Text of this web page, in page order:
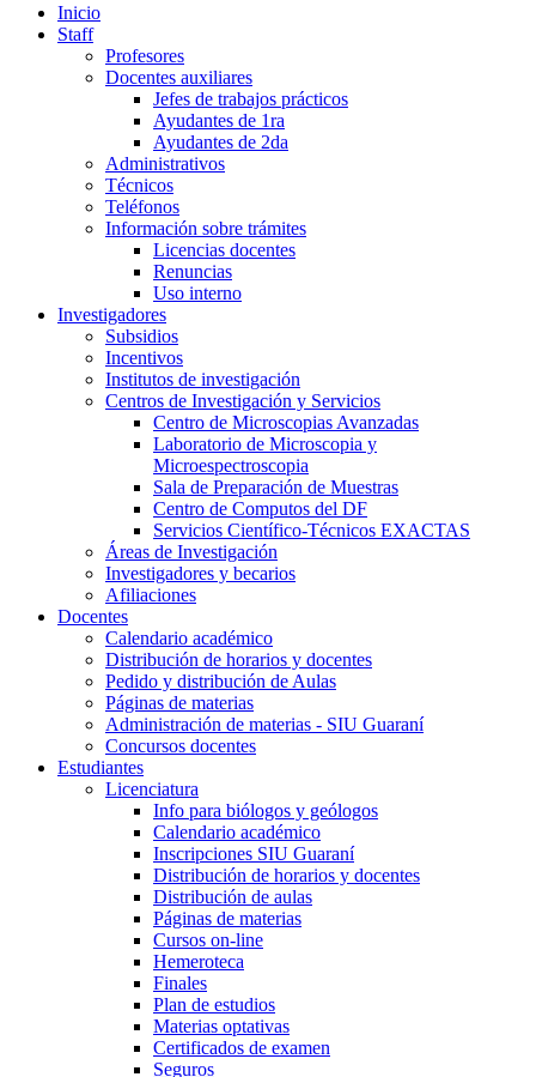
Inicio
Staff
Profesores
Docentes auxiliares
Jefes de trabajos prácticos
Ayudantes de 1ra
Ayudantes de 2da
Administrativos
Técnicos
Teléfonos
Información sobre trámites
Licencias docentes
Renuncias
Uso interno
Investigadores
Subsidios
Incentivos
Institutos de investigación
Centros de Investigación y Servicios
Centro de Microscopias Avanzadas
Laboratorio de Microscopia y
Microespectroscopia
Sala de Preparación de Muestras
Centro de Computos del DF
Servicios Científico-Técnicos EXACTAS
Áreas de Investigación
Investigadores y becarios
Afiliaciones
Docentes
Calendario académico
Distribución de horarios y docentes
Pedido y distribución de Aulas
Páginas de materias
Administración de materias - SIU Guaraní
Concursos docentes
Estudiantes
Licenciatura
Info para biólogos y geólogos
Calendario académico
Inscripciones SIU Guaraní
Distribución de horarios y docentes
Distribución de aulas
Páginas de materias
Cursos on-line
Hemeroteca
Finales
Plan de estudios
Materias optativas
Certificados de examen
Seguros